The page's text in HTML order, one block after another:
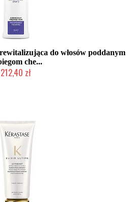
do włosów poddanym
che...
212,40 zł